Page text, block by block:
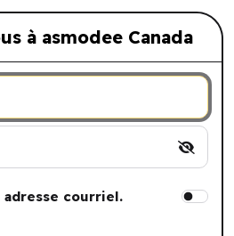
à asmodee Canada
à asmodee Canada
adresse courriel.